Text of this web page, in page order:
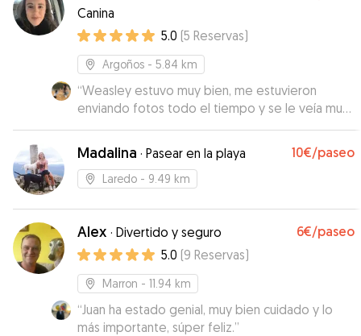
Canina
5.0 (5 Reservas)
Argoños - 5.84 km
“Weasley estuvo muy bien, me estuvieron
enviando fotos todo el tiempo y se le veía muy
a gusto”
Madalina · Pasear en la playa 10€/paseo
Laredo - 9.49 km
Alex · Divertido y seguro 6€/paseo
5.0 (9 Reservas)
Marron - 11.94 km
“Juan ha estado genial, muy bien cuidado y lo
más importante, súper feliz.”